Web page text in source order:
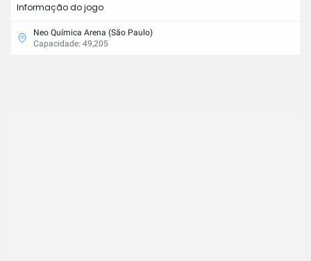
Informação do jogo
Neo Química Arena (São Paulo)
Capacidade: 49,205